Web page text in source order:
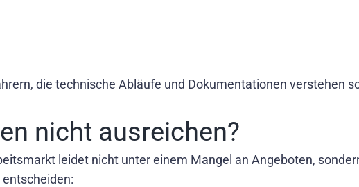
die technische Abläufe und Dokumentationen verstehen
nicht ausreichen?
leidet nicht unter einem Mangel an Angeboten,